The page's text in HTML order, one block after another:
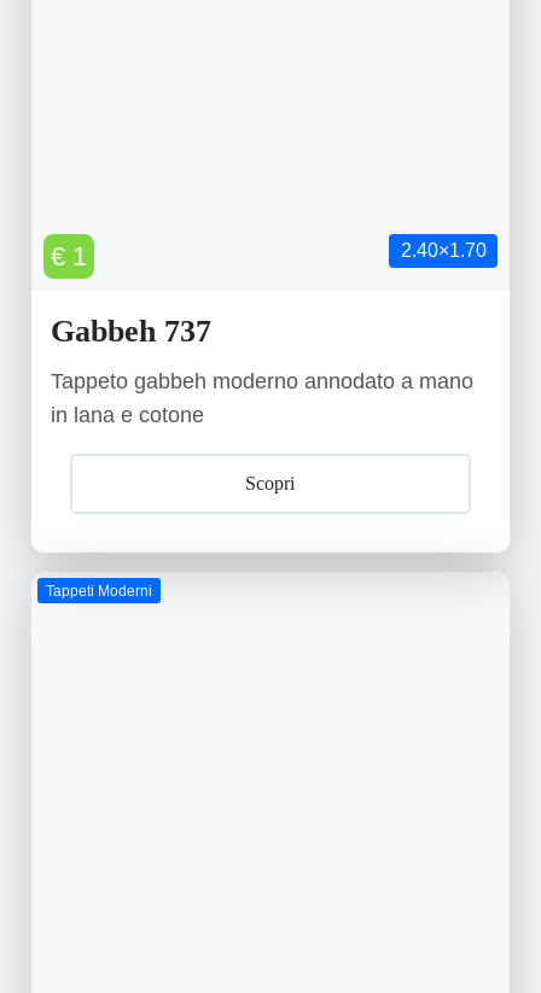
€ 1 2.40×1.70
Gabbeh 737
Tappeto gabbeh moderno annodato a mano
in lana e cotone
Scopri
Tappeti Moderni